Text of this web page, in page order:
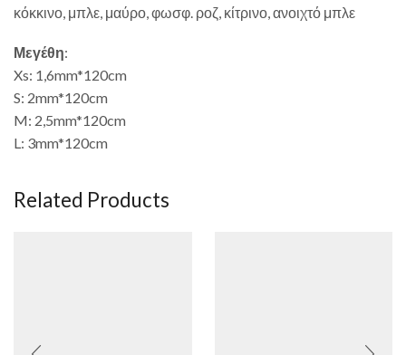
κόκκινο, μπλε, μαύρο, φωσφ. ροζ, κίτρινο, ανοιχτό μπλε
Μεγέθη:
Xs: 1,6mm*120cm
S: 2mm*120cm
M: 2,5mm*120cm
L: 3mm*120cm
Related Products